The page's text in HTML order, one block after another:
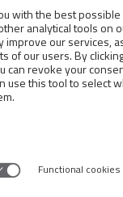
BRIT VITAMINS PUPPY